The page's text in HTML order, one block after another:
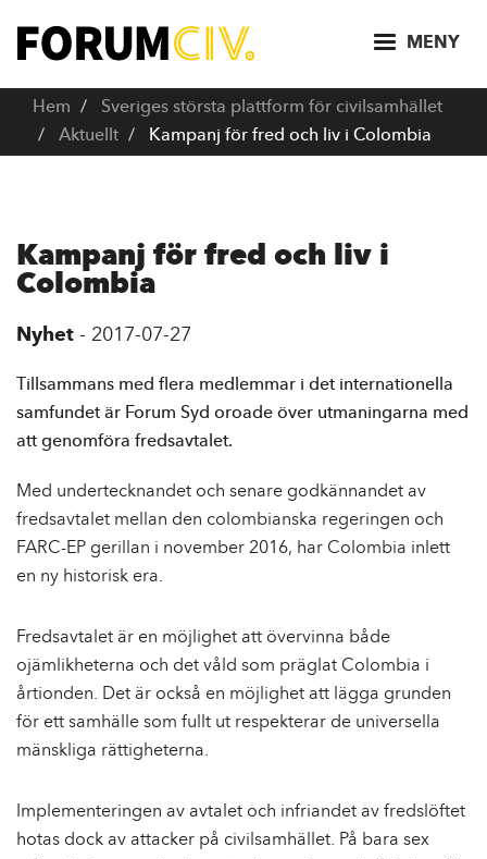
t
MENY
Hem
Sveriges största plattform för civilsamhället
Aktuellt
Kampanj för fred och liv i Colombia
Kampanj för fred och liv i
Colombia
Nyhet - 2017-07-27
Tillsammans med flera medlemmar i det internationella
samfundet är Forum Syd oroade över utmaningarna med
att genomföra fredsavtalet.
Med undertecknandet och senare godkännandet av
fredsavtalet mellan den colombianska regeringen och
FARC-EP gerillan i november 2016, har Colombia inlett
en ny historisk era.
Fredsavtalet är en möjlighet att övervinna både
ojämlikheterna och det våld som präglat Colombia i
årtionden. Det är också en möjlighet att lägga grunden
för ett samhälle som fullt ut respekterar de universella
mänskliga rättigheterna.
Implementeringen av avtalet och infriandet av fredslöftet
hotas dock av attacker på civilsamhället. På bara sex